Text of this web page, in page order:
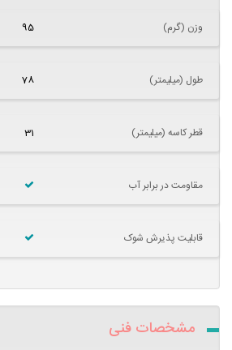
وزن (گرم) 95
طول (میلیمتر) 78
قطر کاسه (میلیمتر) 31
مقاومت در برابر آب
قابلیت پذیرش شوک
مشخصات فنی